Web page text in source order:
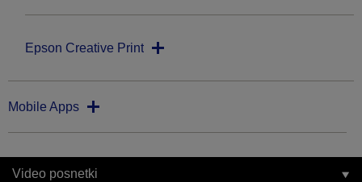
Epson Creative Print
Mobile Apps
Video posnetki